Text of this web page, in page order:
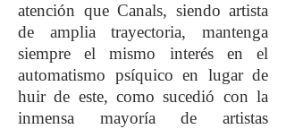
atención que Canals, siendo artista
de amplia trayectoria, mantenga
siempre el mismo interés en el
automatismo psíquico en lugar de
huir de este, como sucedió con la
inmensa mayoría de artistas